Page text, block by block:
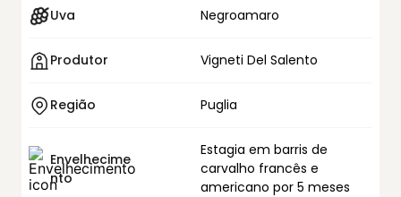
Uva Negroamaro
Produtor Vigneti Del Salento
Região Puglia
Envelhecime
nto
Estagia em barris de
carvalho francês e
americano por 5 meses